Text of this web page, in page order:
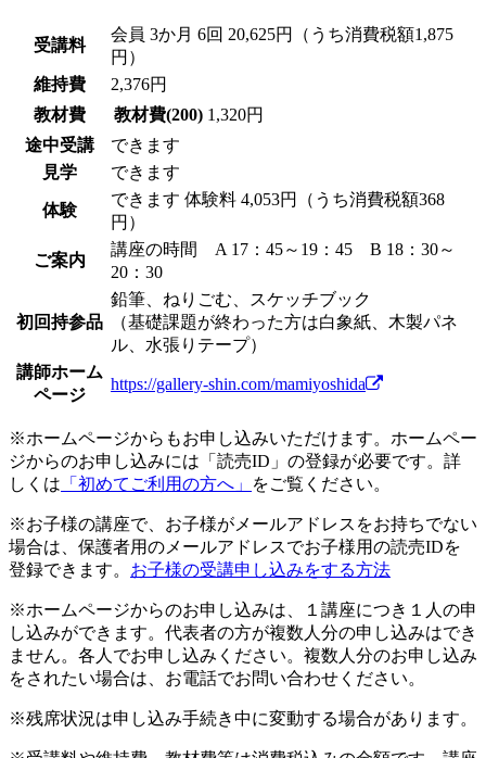
受講料
会員 3か月 6回 20,625円（うち消費税額1,875
円）
維持費
2,376円
教材費
教材費(200) 1,320円
途中受講
できます
見学
できます
体験
できます 体験料 4,053円（うち消費税額368
円）
ご案内
講座の時間 A 17：45～19：45 B 18：30～
20：30
初回持参品
鉛筆、ねりごむ、スケッチブック
（基礎課題が終わった方は白象紙、木製パネ
ル、水張りテープ）
講師ホーム
ページ
https://gallery-shin.com/mamiyoshida
※ホームページからもお申し込みいただけます。ホームペー
ジからのお申し込みには「読売ID」の登録が必要です。詳
しくは 「初めてご利用の方へ」 をご覧ください。
※お子様の講座で、お子様がメールアドレスをお持ちでない
場合は、保護者用のメールアドレスでお子様用の読売IDを
登録できます。 お子様の受講申し込みをする方法
※ホームページからのお申し込みは、１講座につき１人の申
し込みができます。代表者の方が複数人分の申し込みはでき
ません。各人でお申し込みください。複数人分のお申し込み
をされたい場合は、お電話でお問い合わせください。
※残席状況は申し込み手続き中に変動する場合があります。